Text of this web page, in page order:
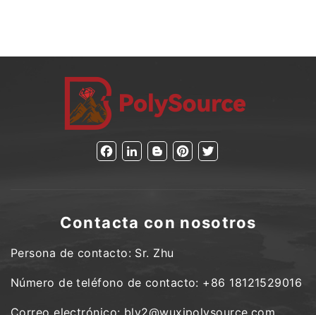
Facebook
LinkedInBloggerPinterestTwitter
Contacta con nosotros
Persona de contacto: Sr. Zhu
Número de teléfono de contacto: +86 18121529016